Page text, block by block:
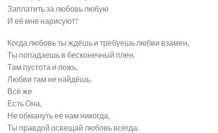
Заплатить за любовь любую
И её мне нарисуют?
Когда любовь ты ждёшь и требуешь любви взамен,
Ты попадаешь в бесконечный плен.
Там пустота и ложь,
Любви там не найдёшь.
Всё же
Есть Она,
Не обмануть её нам никогда,
Ты правдой освещай любовь всегда.